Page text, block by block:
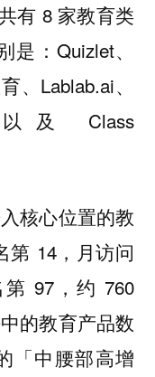
有 8 家教育类
：Quizlet、
、Lablab.ai、
以及 Class
核心位置的教
第 14，月访问
97，约 760
的教育产品数
「中腰部高增